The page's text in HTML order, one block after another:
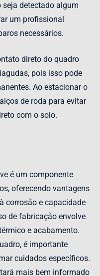
seja detectado algum
um profissional
necessários.
direto do quadro
pois isso pode
Ao estacionar o
de roda para evitar
com o solo.
é um componente
oferecendo vantagens
corrosão e capacidade
de fabricação envolve
e acabamento.
é importante
cuidados específicos.
mais bem informado